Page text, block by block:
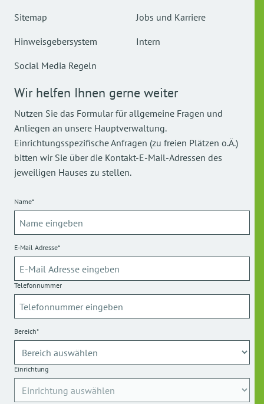
Sitemap
Hinweisgebersystem
Social Media Regeln
Jobs und Karriere
Intern
Wir helfen Ihnen gerne weiter
Nutzen Sie das Formular für allgemeine Fragen und
Anliegen an unsere Hauptverwaltung.
Einrichtungsspezifische Anfragen (zu freien Plätzen o.Ä.)
bitten wir Sie über die Kontakt-E-Mail-Adressen des
jeweiligen Hauses zu stellen.
Name*
E-Mail Adresse*
Telefonnummer
Bereich*
Einrichtung